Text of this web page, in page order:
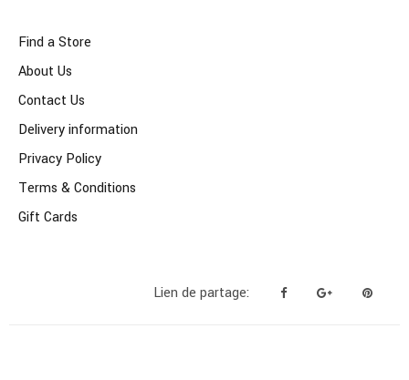
Find a Store
About Us
Contact Us
Delivery information
Privacy Policy
Terms & Conditions
Gift Cards
Lien de partage: